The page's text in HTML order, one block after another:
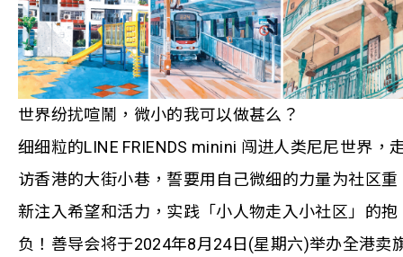
世界纷扰喧鬧，微小的我可以做甚么？
细细粒的LINE FRIENDS minini 闯进人类尼尼世界，
访香港的大街小巷，誓要用自己微细的力量为社区重
新注入希望和活力，实践「小人物走入小社区」的抱
负！善导会将于2024年8月24日(星期六)举办全港卖